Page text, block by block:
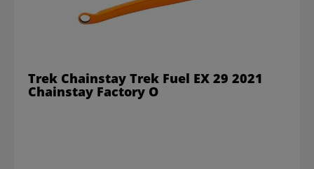
Trek Chainstay Trek Fuel EX 29 2021
Chainstay Factory O